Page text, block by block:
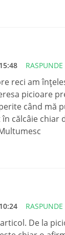
RASPUNDE
reci am
picioare
când mă
călcâie chiar
RASPUNDE
De la